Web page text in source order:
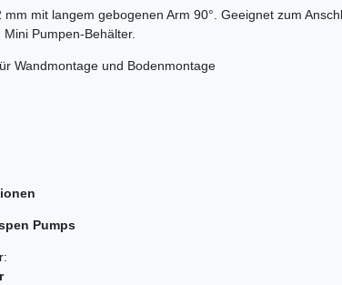
mm mit langem gebogenen Arm 90°. Geeignet zum
Pumpen-Behälter.
Wandmontage und Bodenmontage
Pumps